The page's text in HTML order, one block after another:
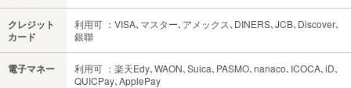
クレジット
カード
利用可 ：VISA､マスター､アメックス､DINERS､JCB､Discover､
銀聯
電子マネー
利用可 ：楽天Edy､WAON､Suica､PASMO､nanaco､ICOCA､iD､
QUICPay､ApplePay